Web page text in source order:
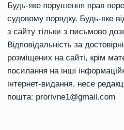
Будь-яке порушення прав
судовому порядку. Будь-яке
з сайту тільки з письмово
Відповідальність за
розміщених на сайті, крім
посилання на інші
інтернет-видання, несе
пошта: prorivne1@gmail.com